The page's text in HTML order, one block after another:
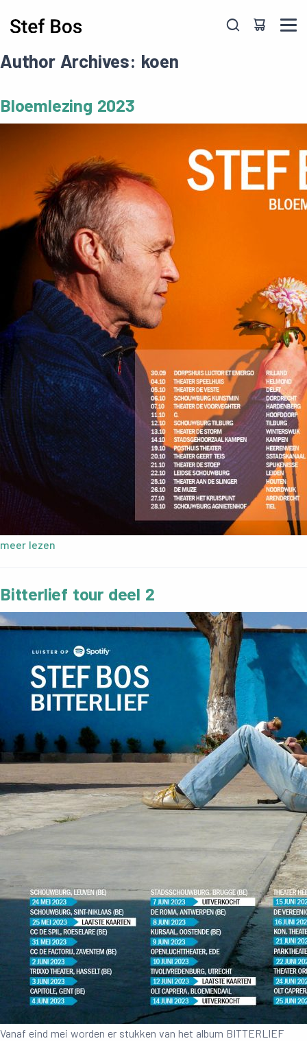
Author Archives: koen
Bloemlezing 2023
meer lezen
Bitterlief tour deel 2
Vanaf eind mei worden er stukken van het album BITTERLIEF